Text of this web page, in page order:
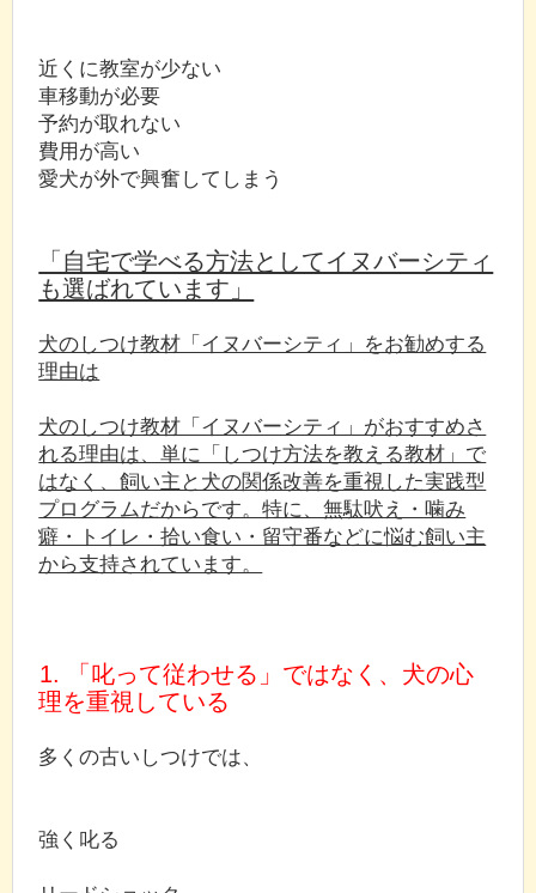
近くに教室が少ない
車移動が必要
予約が取れない
費用が高い
愛犬が外で興奮してしまう
「自宅で学べる方法としてイヌバーシティ
も選ばれています」
犬のしつけ教材「イヌバーシティ」をお勧めする
理由は
犬のしつけ教材「イヌバーシティ」がおすすめさ
れる理由は、単に「しつけ方法を教える教材」で
はなく、飼い主と犬の関係改善を重視した実践型
プログラムだからです。特に、無駄吠え・噛み
癖・トイレ・拾い食い・留守番などに悩む飼い主
から支持されています。
1. 「叱って従わせる」ではなく、犬の心
理を重視している
多くの古いしつけでは、
強く叱る